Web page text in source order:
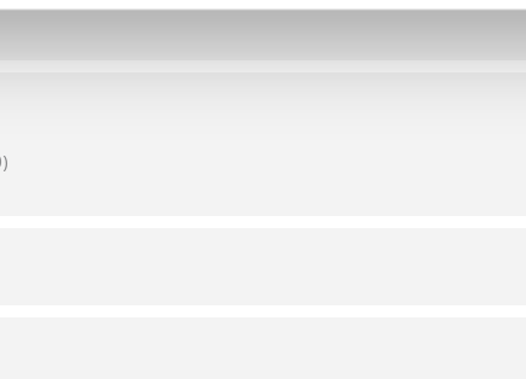
instructies.